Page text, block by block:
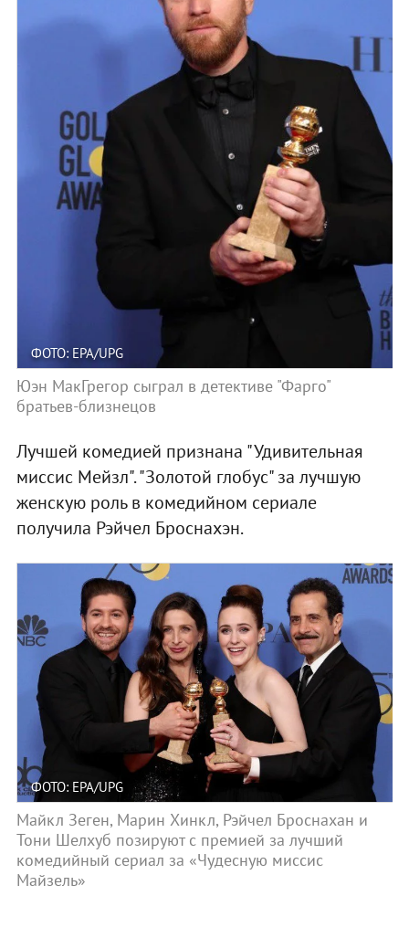
ФОТО: EPA/UPG
Юэн МакГрегор сыграл в детективе "Фарго"
братьев-близнецов
Лучшей комедией признана "Удивительная
миссис Мейзл". "Золотой глобус" за лучшую
женскую роль в комедийном сериале
получила Рэйчел Броснахэн.
ФОТО: EPA/UPG
Майкл Зеген, Марин Хинкл, Рэйчел Броснахан и
Тони Шелхуб позируют с премией за лучший
комедийный сериал за «Чудесную миссис
Майзель»